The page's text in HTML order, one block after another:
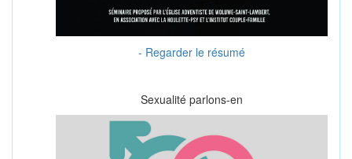
- Regarder le résumé
Sexualité parlons-en